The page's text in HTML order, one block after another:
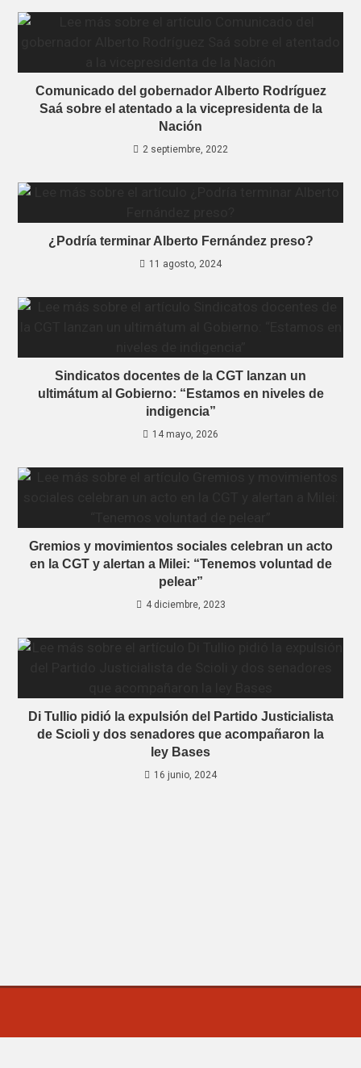
Comunicado del gobernador Alberto Rodríguez
Saá sobre el atentado a la vicepresidenta de la
Nación
2 septiembre, 2022
¿Podría terminar Alberto Fernández preso?
11 agosto, 2024
Sindicatos docentes de la CGT lanzan un
ultimátum al Gobierno: “Estamos en niveles de
indigencia”
14 mayo, 2026
Gremios y movimientos sociales celebran un acto
en la CGT y alertan a Milei: “Tenemos voluntad de
pelear”
4 diciembre, 2023
Di Tullio pidió la expulsión del Partido Justicialista
de Scioli y dos senadores que acompañaron la
ley Bases
16 junio, 2024